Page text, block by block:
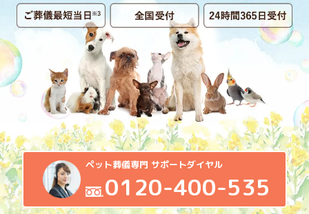
ペット葬儀専門 サポートダイヤル
0120-400-535